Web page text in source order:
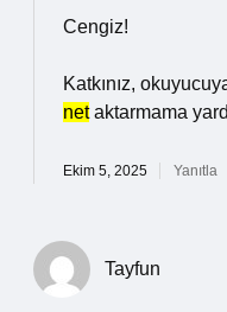
Cengiz!
Katkınız,
netaktarmama
Ekim 5, 2025 Yanıtla
Tayfun